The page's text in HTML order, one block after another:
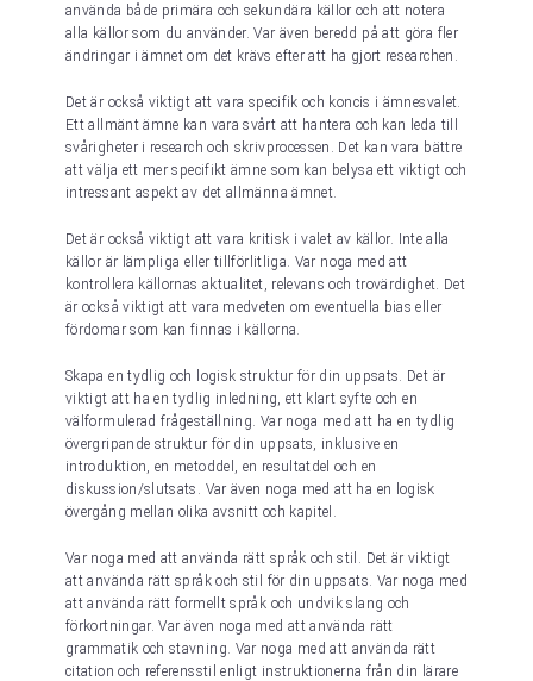
använda både primära och sekundära källor och att notera
alla källor som du använder. Var även beredd på att göra fler
ändringar i ämnet om det krävs efter att ha gjort researchen.
Det är också viktigt att vara specifik och koncis i ämnesvalet.
Ett allmänt ämne kan vara svårt att hantera och kan leda till
svårigheter i research och skrivprocessen. Det kan vara bättre
att välja ett mer specifikt ämne som kan belysa ett viktigt och
intressant aspekt av det allmänna ämnet.
Det är också viktigt att vara kritisk i valet av källor. Inte alla
källor är lämpliga eller tillförlitliga. Var noga med att
kontrollera källornas aktualitet, relevans och trovärdighet. Det
är också viktigt att vara medveten om eventuella bias eller
fördomar som kan finnas i källorna.
Skapa en tydlig och logisk struktur för din uppsats. Det är
viktigt att ha en tydlig inledning, ett klart syfte och en
välformulerad frågeställning. Var noga med att ha en tydlig
övergripande struktur för din uppsats, inklusive en
introduktion, en metoddel, en resultatdel och en
diskussion/slutsats. Var även noga med att ha en logisk
övergång mellan olika avsnitt och kapitel.
Var noga med att använda rätt språk och stil. Det är viktigt
att använda rätt språk och stil för din uppsats. Var noga med
att använda rätt formellt språk och undvik slang och
förkortningar. Var även noga med att använda rätt
grammatik och stavning. Var noga med att använda rätt
citation och referensstil enligt instruktionerna från din lärare